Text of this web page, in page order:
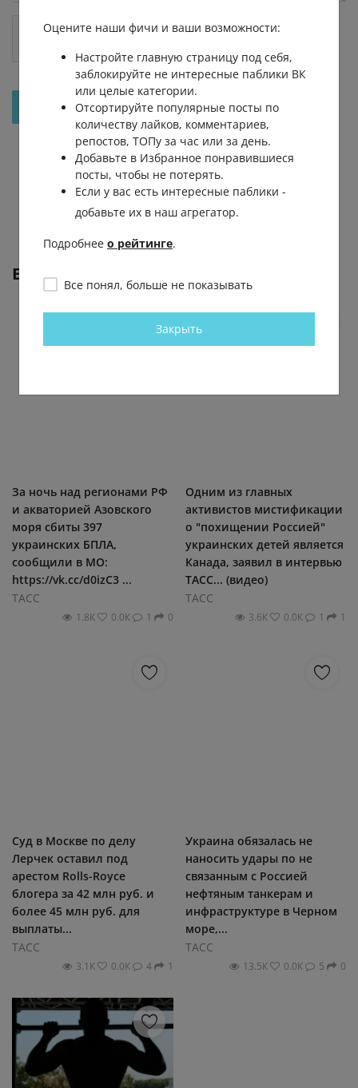
Отправить на рассмотрение
Еще от
За ночь над регионами РФ
и акваторией Азовского
моря сбиты 397
украинских БПЛА,
сообщили в МО:
https://vk.cc/d0izC3 ...
ТАСС
1.8К 0.0К 1 0
Одним из главных
активистов мистификации
о "похищении Россией"
украинских детей является
Канада, заявил в интервью
ТАСС... (видео)
ТАСС
3.6К 0.0К 1 1
Суд в Москве по делу
Лерчек оставил под
арестом Rolls-Royce
блогера за 42 млн руб. и
более 45 млн руб. для
выплаты...
ТАСС
3.1К 0.0К 4 1
Украина обязалась не
наносить удары по не
связанным с Россией
нефтяным танкерам и
инфраструктуре в Черном
море,...
ТАСС
13.5К 0.0К 5 0
Оцените наши фичи и ваши возможности:
Настройте главную страницу под себя,
заблокируйте не интересные паблики ВК
или целые категории.
Отсортируйте популярные посты по
количеству лайков, комментариев,
репостов, ТОПу за час или за день.
Добавьте в Избранное понравившиеся
посты, чтобы не потерять.
Если у вас есть интересные паблики -
добавьте их в наш агрегатор.
Подробнее о рейтинге.
Все понял, больше не показывать
Закрыть